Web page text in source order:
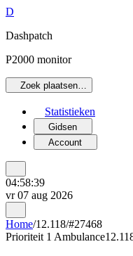
D
Dashpatch
P2000 monitor
Zoek plaatsen…
Statistieken
Gidsen
Account
04:58:39
vr 07 aug 2026
Home/12.118/#27468
Prioriteit 1 Ambulance